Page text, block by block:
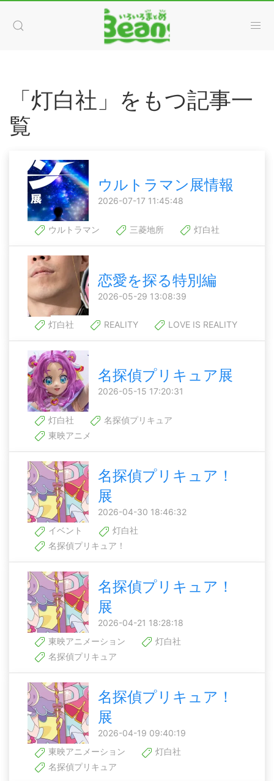
「灯白社」をもつ記事一
覧
ウルトラマン展情報
2026-07-17 11:45:48
ウルトラマン 三菱地所 灯白社
恋愛を探る特別編
2026-05-29 13:08:39
灯白社 REALITY LOVE IS REALITY
名探偵プリキュア展
2026-05-15 17:20:31
灯白社
名探偵プリキュア
東映アニメ
名探偵プリキュア！
展
2026-04-30 18:46:32
イベント
灯白社
名探偵プリキュア！
名探偵プリキュア！
展
2026-04-21 18:28:18
東映アニメーション
灯白社
名探偵プリキュア
名探偵プリキュア！
展
2026-04-19 09:40:19
東映アニメーション
灯白社
名探偵プリキュア